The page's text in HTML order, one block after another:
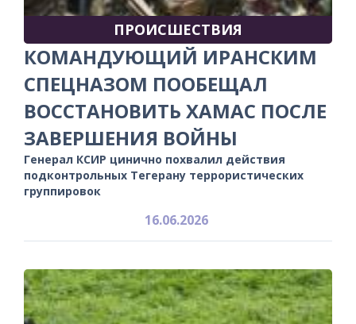
ПРОИСШЕСТВИЯ
КОМАНДУЮЩИЙ ИРАНСКИМ
СПЕЦНАЗОМ ПООБЕЩАЛ
ВОССТАНОВИТЬ ХАМАС ПОСЛЕ
ЗАВЕРШЕНИЯ ВОЙНЫ
Генерал КСИР цинично похвалил действия
подконтрольных Тегерану террористических
группировок
16.06.2026